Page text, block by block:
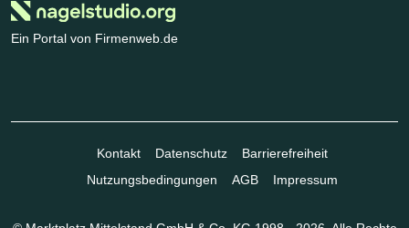
Ein Portal von Firmenweb.de
Kontakt Datenschutz
Barrierefreiheit
Nutzungsbedingungen
AGB Impressum